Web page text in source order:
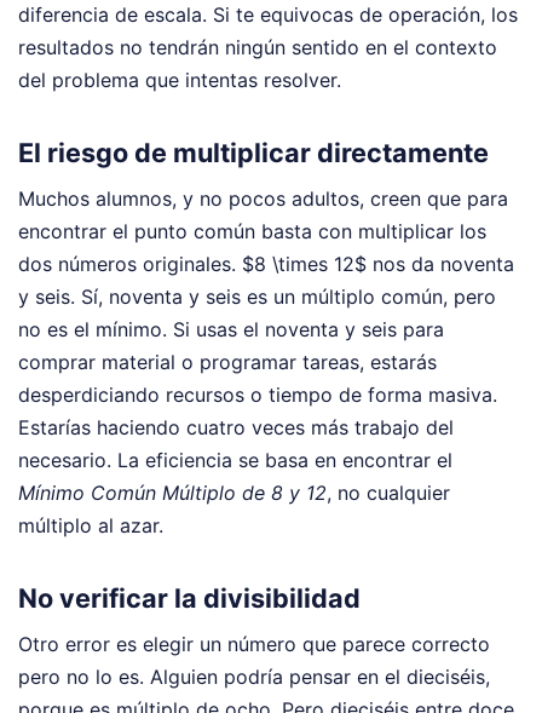
diferencia de escala. Si te equivocas de operación, los
resultados no tendrán ningún sentido en el contexto
del problema que intentas resolver.
El riesgo de multiplicar directamente
Muchos alumnos, y no pocos adultos, creen que para
encontrar el punto común basta con multiplicar los
dos números originales. $8 \times 12$ nos da noventa
y seis. Sí, noventa y seis es un múltiplo común, pero
no es el mínimo. Si usas el noventa y seis para
comprar material o programar tareas, estarás
desperdiciando recursos o tiempo de forma masiva.
Estarías haciendo cuatro veces más trabajo del
necesario. La eficiencia se basa en encontrar el
Mínimo Común Múltiplo de 8 y 12, no cualquier
múltiplo al azar.
No verificar la divisibilidad
Otro error es elegir un número que parece correcto
pero no lo es. Alguien podría pensar en el dieciséis,